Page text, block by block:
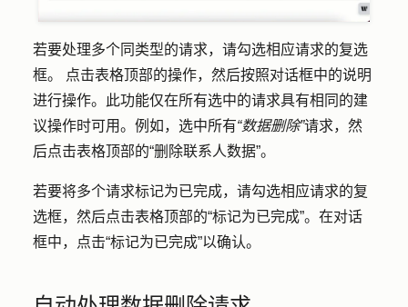
若要处理多个同类型的请求，请勾选相应请求的复选
框。 点击表格顶部的操作，然后按照对话框中的说明
进行操作。此功能仅在所有选中的请求具有相同的建
议操作时可用。例如，选中所有“数据删除”请求，然
后点击表格顶部的“删除联系人数据”。
若要将多个请求标记为已完成，请勾选相应请求的复
选框，然后点击表格顶部的“标记为已完成”。在对话
框中，点击“标记为已完成”以确认。